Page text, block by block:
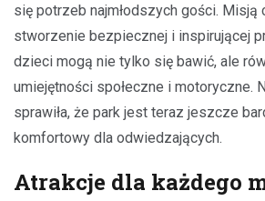
się potrzeb najmłodszych gości. Misją
stworzenie bezpiecznej i inspirującej
dzieci mogą nie tylko się bawić, ale
umiejętności społeczne i motoryczne.
sprawiła, że park jest teraz jeszcze
komfortowy dla odwiedzających.
Atrakcje dla każdego